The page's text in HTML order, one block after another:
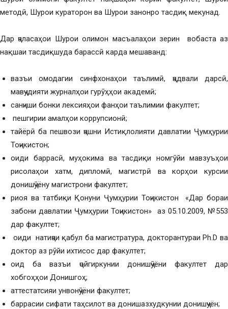
методӣ, Шурои кураторон ва Шурои занонро тасдиқ мекунад.
Дар ҷаласаҳои Шурои олимон масъалаҳои зерин вобаста аз
нақшаи тасдиқшуда барассӣ карда мешаванд:
вазъи омодагии синфхонаҳои таълимӣ, ҷадвали дарсӣ,
мавҷудияти журналҳои гурӯҳҳои академӣ;
санҷиши бонки лексияҳои фанҳои таълимии факултет;
пешгирии амалҳои коррупсионӣ;
тайёрӣ ба пешвози ҷашни Истиқлолияти давлатии Ҷумҳурии
Тоҷикистон;
оиди баррасӣ, муҳокима ва тасдиқи номгӯйи мавзуъҳои
рисолаҳои хатм, дипломӣ, магистрӣ ва корҳои курсии
донишҷӯёну магистрони факултет;
риоя ва татбиқи Қонуни Ҷумҳурии Тоҷикистон «Дар бораи
забони давлатии Ҷумҳурии Тоҷикистон» аз 05.10.2009, №553
дар факултет;
оиди натиҷаи қабул ба магистратура, докторантураи Ph.D ва
доктор аз рӯйи ихтисос дар факултет;
оид ба вазъи ҷойгиркунии донишҷӯёни факултет дар
хобгоҳҳои Донишгоҳ;
аттестатсияи унвонҷӯёни факултет;
баррасии сифати таҳсилот ва донишазхудкунии донишҷуён;